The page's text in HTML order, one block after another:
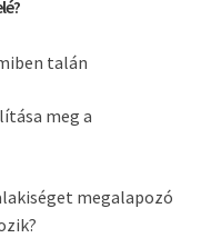
talán
meg a
megalapozó